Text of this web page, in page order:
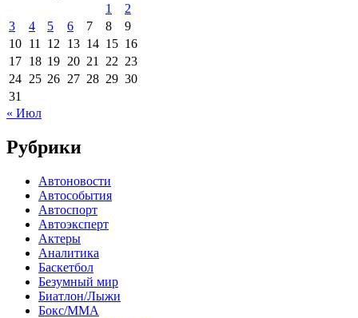
1
2
3
4 5 6 7 8
9
10 11 12 13 14 15 16
17 18 19 20 21 22 23
24 25 26 27 28 29 30
31
« Июл
Рубрики
Автоновости
Автособытия
Автоспорт
Автоэксперт
Актеры
Аналитика
Баскетбол
Безумный мир
Биатлон/Лыжи
Бокс/MMA